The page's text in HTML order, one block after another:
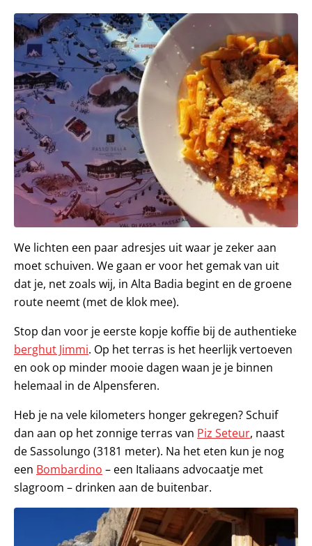
We lichten een paar adresjes uit waar je zeker aan
moet schuiven. We gaan er voor het gemak van uit
dat je, net zoals wij, in Alta Badia begint en de groene
route neemt (met de klok mee).
Stop dan voor je eerste kopje koffie bij de authentieke
berghut Jimmi. Op het terras is het heerlijk vertoeven
en ook op minder mooie dagen waan je je binnen
helemaal in de Alpensferen.
Heb je na vele kilometers honger gekregen? Schuif
dan aan op het zonnige terras van Piz Seteur, naast
de Sassolungo (3181 meter). Na het eten kun je nog
een Bombardino – een Italiaans advocaatje met
slagroom – drinken aan de buitenbar.